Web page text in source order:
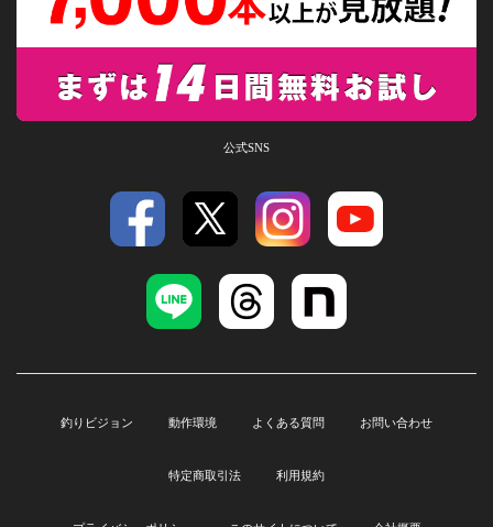
公式SNS
釣りビジョン 動作環境 よくある質問 お問い合わせ
特定商取引法 利用規約